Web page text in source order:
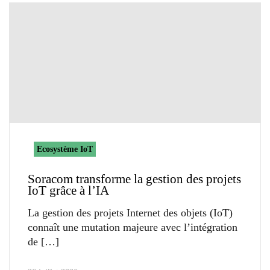
Ecosystème IoT
Soracom transforme la gestion des projets
IoT grâce à l’IA
La gestion des projets Internet des objets (IoT)
connaît une mutation majeure avec l’intégration
de